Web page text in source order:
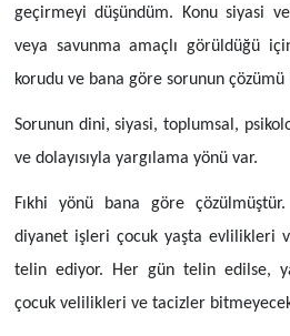
geçirmeyi düşündüm. Konu siyasi
veya savunma amaçlı görüldüğü
korudu ve bana göre sorunun çözümü
Sorunun dini, siyasi, toplumsal,
ve dolayısıyla yargılama yönü var.
Fıkhi yönü bana göre
diyanet işleri çocuk yaşta evlilikleri
telin ediyor. Her gün telin edilse,
çocuk velilikleri ve tacizler
Yüksek İstişare Kurulu